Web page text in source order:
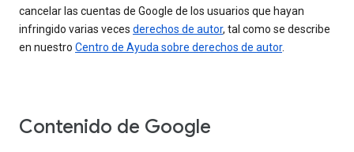
cancelar las cuentas de Google de los usuarios que hayan
infringido varias veces derechos de autor, tal como se describe
en nuestro Centro de Ayuda sobre derechos de autor.
Contenido de Google